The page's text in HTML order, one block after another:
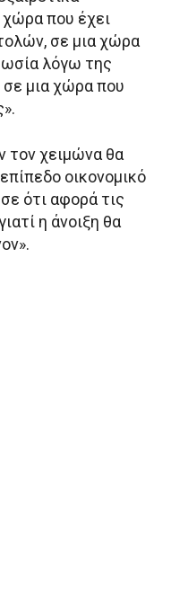
χώρα που έχει
σε μια χώρα
λόγω της
σε μια χώρα που
τον χειμώνα θα
οικονομικό
ότι αφορά τις
η άνοιξη θα